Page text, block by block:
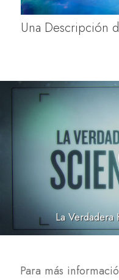
Una Descripción
La Verdadera
Para más